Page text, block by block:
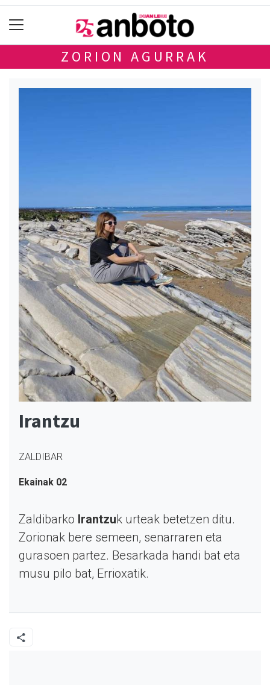
ZORION AGURRAK
Irantzu
ZALDIBAR
Ekainak 02
Zaldibarko Irantzuk urteak betetzen ditu.
Zorionak bere semeen, senarraren eta
gurasoen partez. Besarkada handi bat eta
musu pilo bat, Errioxatik.